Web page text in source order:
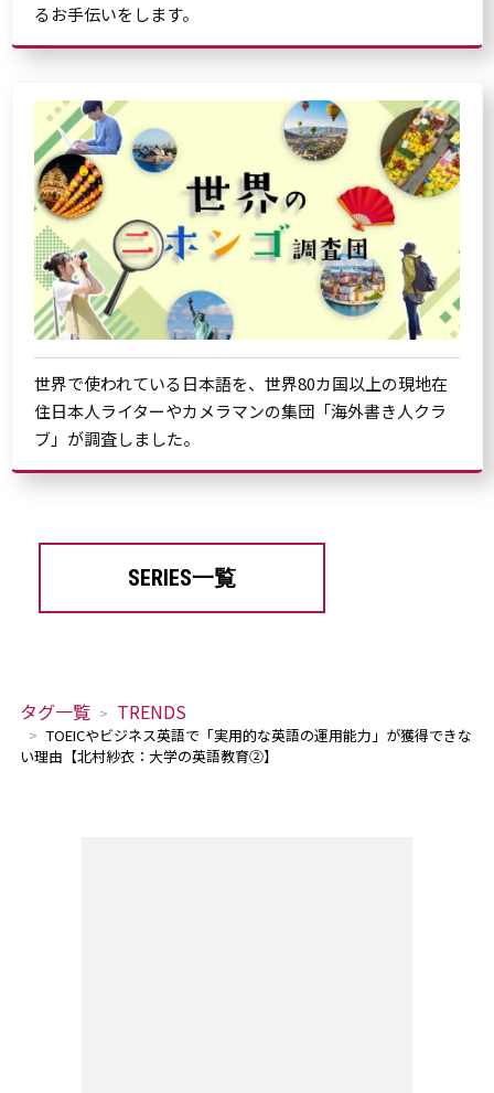
るお手伝いをします。
世界で使われている日本語を、世界80カ国以上の現地在
住日本人ライターやカメラマンの集団「海外書き人クラ
ブ」が調査しました。
SERIES一覧
タグ一覧 TRENDS
TOEICやビジネス英語で「実用的な英語の運用能力」が獲得できな
い理由【北村紗衣：大学の英語教育②】